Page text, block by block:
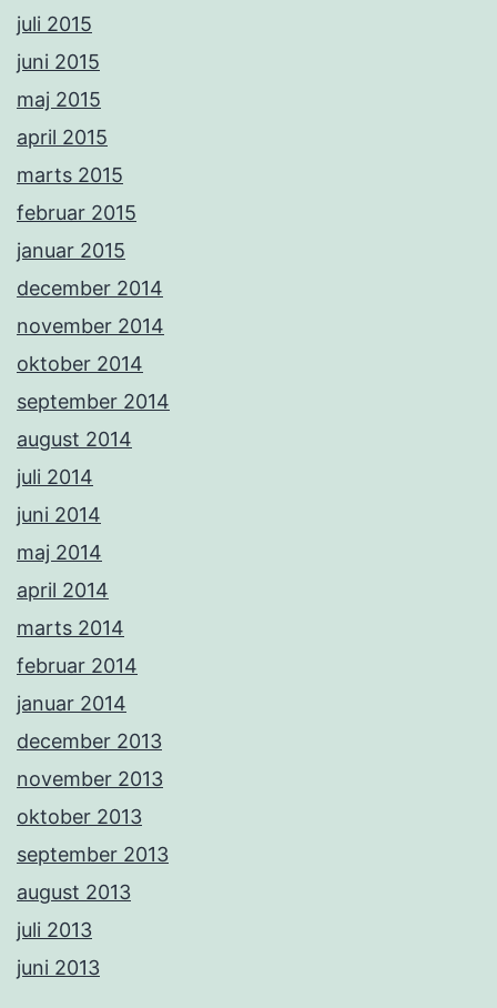
juli 2015
juni 2015
maj 2015
april 2015
marts 2015
februar 2015
januar 2015
december 2014
november 2014
oktober 2014
september 2014
august 2014
juli 2014
juni 2014
maj 2014
april 2014
marts 2014
februar 2014
januar 2014
december 2013
november 2013
oktober 2013
september 2013
august 2013
juli 2013
juni 2013